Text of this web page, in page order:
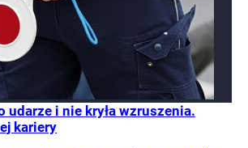
udarze i nie kryła wzruszenia.
kariery